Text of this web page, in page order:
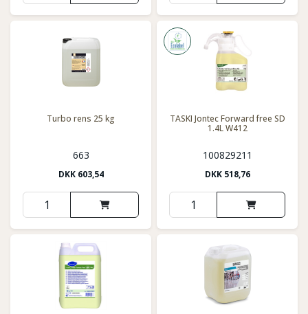
Turbo rens 25 kg
663
DKK 603,54
TASKI Jontec Forward free SD
1.4L W412
100829211
DKK 518,76